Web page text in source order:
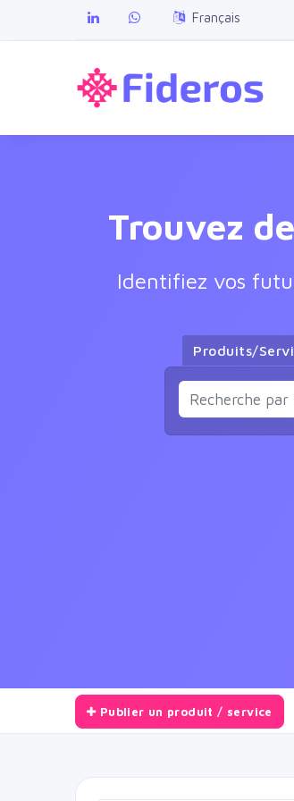
Français
Trouvez
Identifiez vos
Produits/
Publier un produit / service